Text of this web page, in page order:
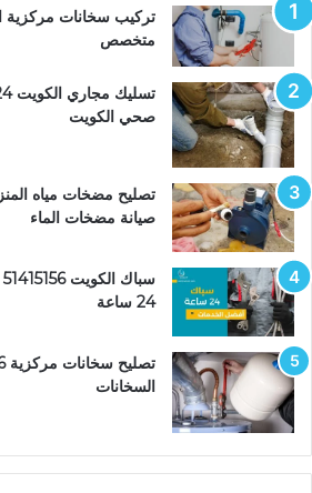
متخصص
صحي الكويت
صيانة مضخات الماء
24 ساعة
السخانات